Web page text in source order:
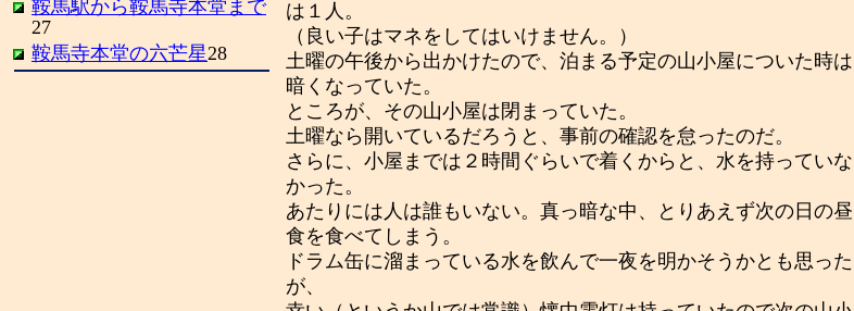
は１人。
（良い子はマネをしてはいけません。）
土曜の午後から出かけたので、泊まる予定の山小屋についた時は
暗くなっていた。
ところが、その山小屋は閉まっていた。
土曜なら開いているだろうと、事前の確認を怠ったのだ。
さらに、小屋までは２時間ぐらいで着くからと、水を持っていな
かった。
あたりには人は誰もいない。真っ暗な中、とりあえず次の日の昼
食を食べてしまう。
ドラム缶に溜まっている水を飲んで一夜を明かそうかとも思った
が、
鞍馬駅から鞍馬寺本堂まで
27
鞍馬寺本堂の六芒星28